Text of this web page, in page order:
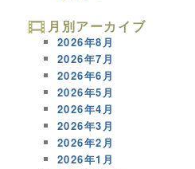
月別アーカイブ
2026年8月
2026年7月
2026年6月
2026年5月
2026年4月
2026年3月
2026年2月
2026年1月